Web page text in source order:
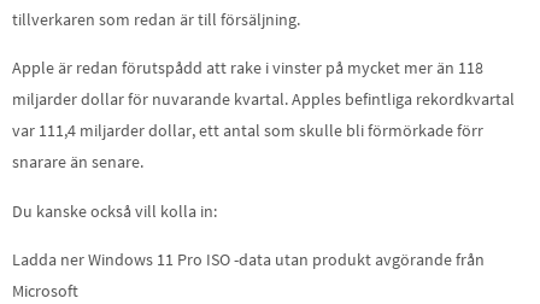
tillverkaren som redan är till försäljning.
Apple är redan förutspådd att rake i vinster på mycket mer än 118
miljarder dollar för nuvarande kvartal. Apples befintliga rekordkvartal
var 111,4 miljarder dollar, ett antal som skulle bli förmörkade förr
snarare än senare.
Du kanske också vill kolla in:
Ladda ner Windows 11 Pro ISO -data utan produkt avgörande från
Microsoft